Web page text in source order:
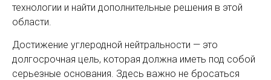
технологии и найти дополнительные решения в этой
области.
Достижение углеродной нейтральности — это
долгосрочная цель, которая должна иметь под собой
серьезные основания. Здесь важно не бросаться